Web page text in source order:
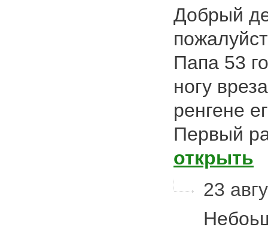
Добрый
Папа 53
ногу
ренгене
Первый
открыть
23